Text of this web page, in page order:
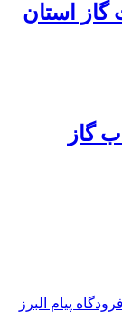
گاز استان
گاز